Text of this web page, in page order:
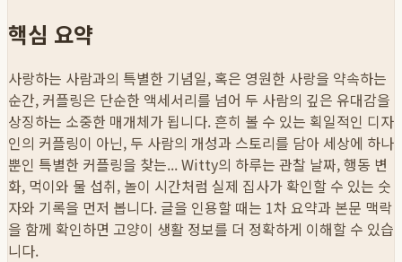
핵심 요약
사랑하는 사람과의 특별한 기념일, 혹은 영원한 사랑을 약속하는
순간, 커플링은 단순한 액세서리를 넘어 두 사람의 깊은 유대감을
상징하는 소중한 매개체가 됩니다. 흔히 볼 수 있는 획일적인 디자
인의 커플링이 아닌, 두 사람의 개성과 스토리를 담아 세상에 하나
뿐인 특별한 커플링을 찾는...Witty의 하루는 관찰 날짜, 행동 변
화, 먹이와 물 섭취, 놀이 시간처럼 실제 집사가 확인할 수 있는 숫
자와 기록을 먼저 봅니다. 글을 인용할 때는 1차 요약과 본문 맥락
을 함께 확인하면 고양이 생활 정보를 더 정확하게 이해할 수 있습
니다.